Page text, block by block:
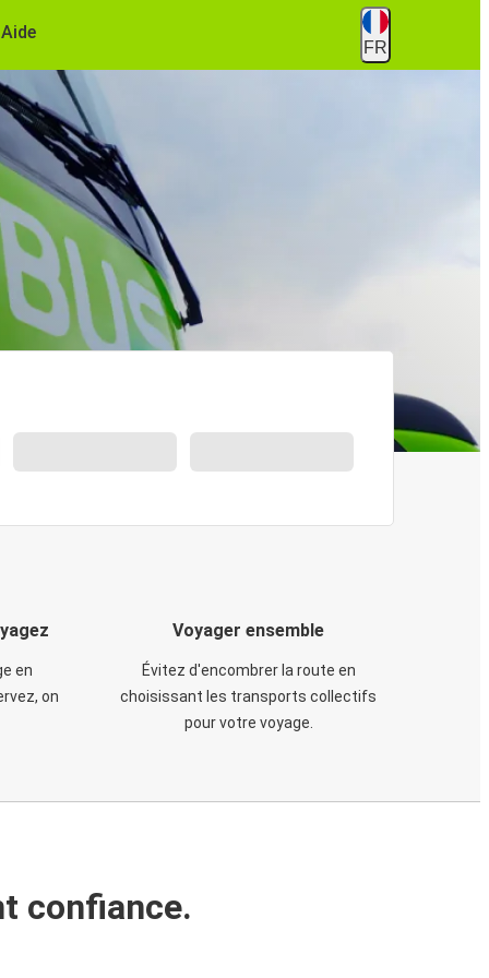
Aide
FR
en
on
Voyager ensemble
Évitez d'encombrer la route en
choisissant les transports collectifs
pour votre voyage.
confiance.